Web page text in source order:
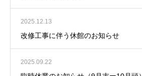
2025.12.13
改修工事に伴う休館のお知らせ
2025.09.22